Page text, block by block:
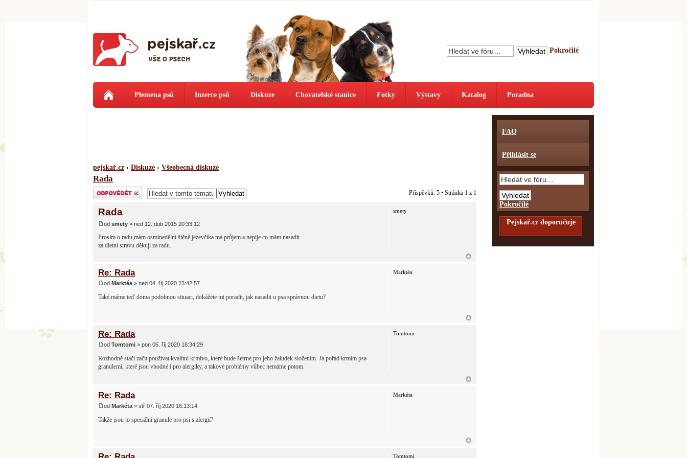
Pokročilé
Plemena psů Inzerce psů Diskuze Chovatelské stanice Fotky Výstavy Katalog Poradna
pejskař.cz ‹ Diskuze ‹ Všeobecná diskuze
Rada
Odeslat odpověď Příspěvků: 5 • Stránka 1 z 1
Rada
od smety » ned 12. dub 2015 20:33:12
Prosim o radu,mám osminedělní štěně jezevčíka má průjem a nepije co mám nasadit
za dietní stravu děkuji za radu.
smety
Re: Rada
od Marktéa » ned 04. říj 2020 23:42:57
Také máme teď doma podobnou situaci, dokážete mi poradit, jak nasadit u psa správnou dietu?
Marktéa
Re: Rada
od Tomtomi » pon 05. říj 2020 18:34:29
Rozhodně stačí začít používat kvalitní krmivo, které bude šetrné pro jeho žaludek složením. Já pořád krmím psa
granulemi, které jsou vhodné i pro alergiky, a takové problémy vůbec nemáme potom.
Tomtomi
Re: Rada
od Markéta » stř 07. říj 2020 16:13:14
Takže jsou to speciální granule pro psi s alergií?
Markéta
Tomtomi
FAQ
Přihlásit se
Pokročilé
Pejskař.cz doporučuje